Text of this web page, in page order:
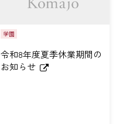
学園
令和8年度夏季休業期間の
お知らせ